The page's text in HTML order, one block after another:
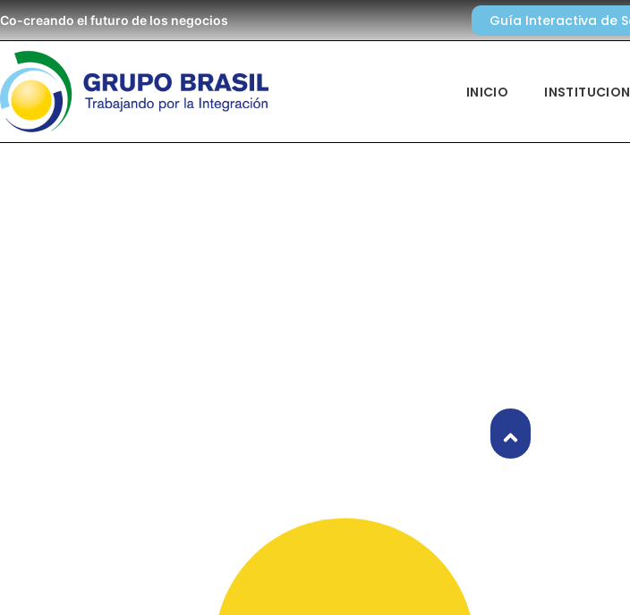
Co-creando el futuro de los negocios Guía Interactiva de
INICIO